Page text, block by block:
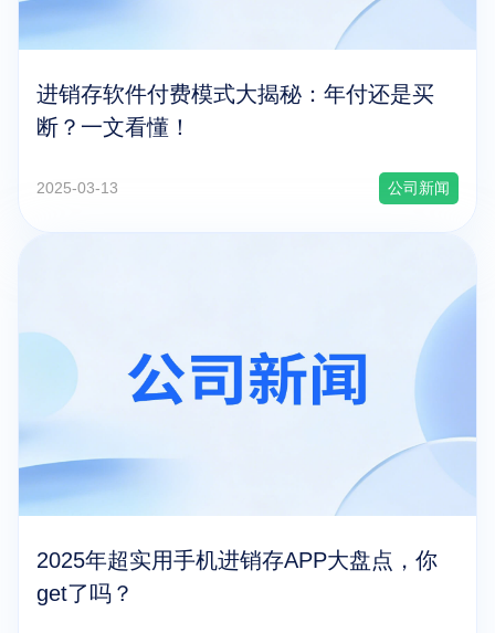
进销存软件付费模式大揭秘：年付还是买
断？一文看懂！
2025-03-13 公司新闻
2025年超实用手机进销存APP大盘点，你
get了吗？